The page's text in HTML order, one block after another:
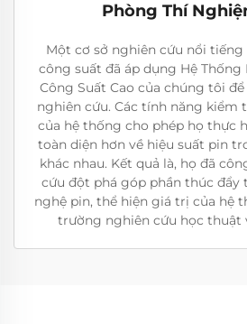
Phòng Thí
Một cơ sở nghiên cứu nổi tiếng
công suất đã áp dụng Hệ Thống
Công Suất Cao của chúng tôi
nghiên cứu. Các tính năng kiểm
của hệ thống cho phép họ thực
toàn diện hơn về hiệu suất pin
khác nhau. Kết quả là, họ đã
cứu đột phá góp phần thúc
nghệ pin, thể hiện giá trị của hệ
trường nghiên cứu học thuật